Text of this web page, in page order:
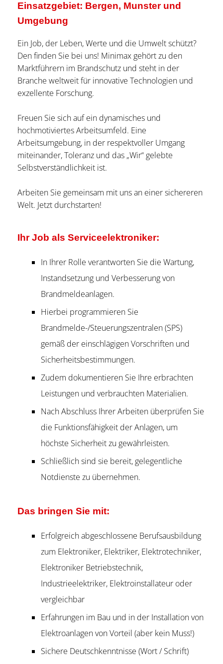
Einsatzgebiet: Bergen, Munster und
Umgebung
Ein Job, der Leben, Werte und die Umwelt schützt?
Den finden Sie bei uns! Minimax gehört zu den
Marktführern im Brandschutz und steht in der
Branche weltweit für innovative Technologien und
exzellente Forschung.
Freuen Sie sich auf ein dynamisches und
hochmotiviertes Arbeitsumfeld. Eine
Arbeitsumgebung, in der respektvoller Umgang
miteinander, Toleranz und das „Wir“ gelebte
Selbstverständlichkeit ist.
Arbeiten Sie gemeinsam mit uns an einer sichereren
Welt. Jetzt durchstarten!
Ihr Job als Serviceelektroniker:
In Ihrer Rolle verantworten Sie die Wartung,
Instandsetzung und Verbesserung von
Brandmeldeanlagen.
Hierbei programmieren Sie
Brandmelde-/Steuerungszentralen (SPS)
gemäß der einschlägigen Vorschriften und
Sicherheitsbestimmungen.
Zudem dokumentieren Sie Ihre erbrachten
Leistungen und verbrauchten Materialien.
Nach Abschluss Ihrer Arbeiten überprüfen Sie
die Funktionsfähigkeit der Anlagen, um
höchste Sicherheit zu gewährleisten.
Schließlich sind sie bereit, gelegentliche
Notdienste zu übernehmen.
Das bringen Sie mit:
Erfolgreich abgeschlossene Berufsausbildung
zum Elektroniker, Elektriker, Elektrotechniker,
Elektroniker Betriebstechnik,
Industrieelektriker, Elektroinstallateur oder
vergleichbar
Erfahrungen im Bau und in der Installation von
Elektroanlagen von Vorteil (aber kein Muss!)
Sichere Deutschkenntnisse (Wort / Schrift)